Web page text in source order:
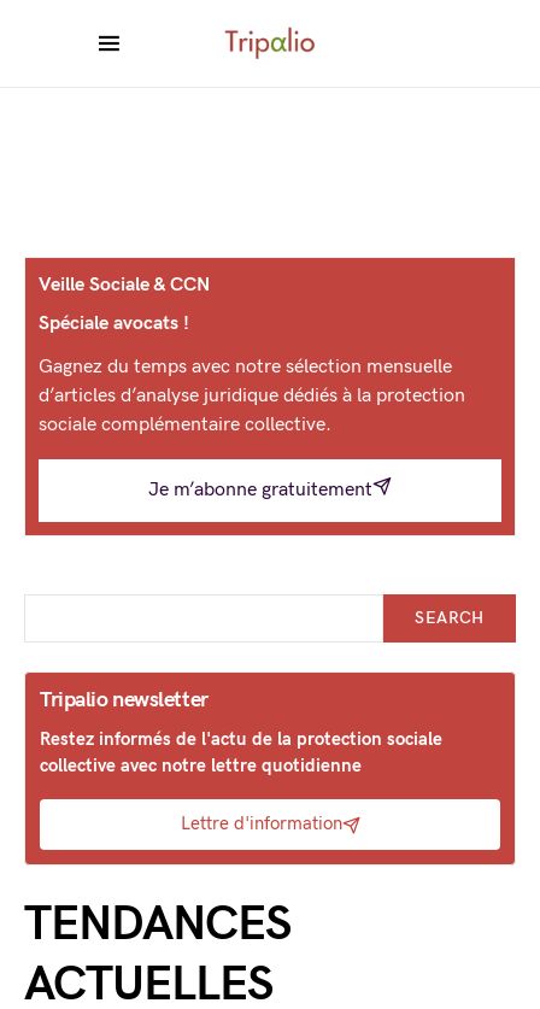
Veille Sociale & CCN
Spéciale avocats !
Gagnez du temps avec notre sélection mensuelle
d’articles d’analyse juridique dédiés à la protection
sociale complémentaire collective.
Je m’abonne gratuitement
SEARCH
Tripalio newsletter
Restez informés de l'actu de la protection sociale
collective avec notre lettre quotidienne
Lettre d'information
TENDANCES
ACTUELLES